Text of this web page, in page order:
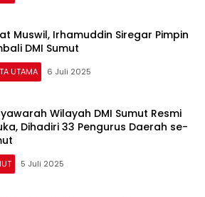
Muswil, Irhamuddin Siregar Pimpin
DMI Sumut
UTAMA 6 Juli 2025
Wilayah DMI Sumut Resmi
Dihadiri 33 Pengurus Daerah se-
5 Juli 2025